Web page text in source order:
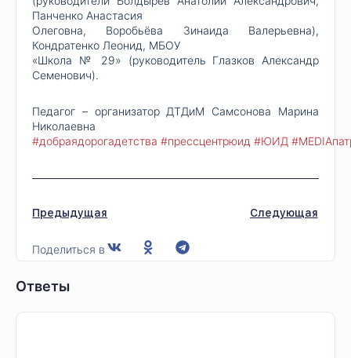
Панченко Анастасия
Олеговна, Воробьёва Зинаида Валерьевна),
Кондратенко Леонид, МБОУ
«Школа № 29» (руководитель Глазков Александр
Семенович).
Педагог – организатор ДТДиМ Самсонова Марина
Николаевна
#добраядорогадетства #прессцентрюид #ЮИД
Предыдущая Следующая
Поделиться в
Ответы